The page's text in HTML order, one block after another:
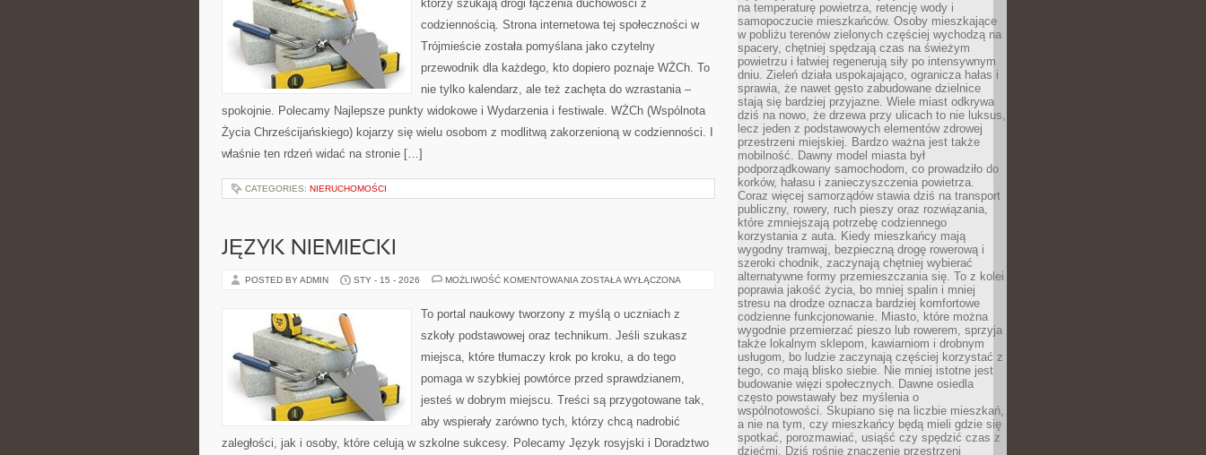
którzy szukają drogi łączenia duchowości z
codziennością. Strona internetowa tej społeczności w
Trójmieście została pomyślana jako czytelny
przewodnik dla każdego, kto dopiero poznaje WŻCh. To
nie tylko kalendarz, ale też zachęta do wzrastania –
spokojnie. Polecamy Najlepsze punkty widokowe i Wydarzenia i festiwale. WŻCh (Wspólnota
Życia Chrześcijańskiego) kojarzy się wielu osobom z modlitwą zakorzenioną w codzienności. I
właśnie ten rdzeń widać na stronie […]
CATEGORIES: NIERUCHOMOŚCI
JĘZYK NIEMIECKI
POSTED BY ADMIN STY - 15 - 2026 MOŻLIWOŚĆ KOMENTOWANIA JĘZYK
ZOSTAŁA WYŁĄCZONA
To portal naukowy tworzony z myślą o uczniach z
szkoły podstawowej oraz technikum. Jeśli szukasz
miejsca, które tłumaczy krok po kroku, a do tego
pomaga w szybkiej powtórce przed sprawdzianem,
jesteś w dobrym miejscu. Treści są przygotowane tak,
aby wspierały zarówno tych, którzy chcą nadrobić
zaległości, jak i osoby, które celują w szkolne sukcesy. Polecamy Język rosyjski i Doradztwo
na temperaturę powietrza, retencję wody i
samopoczucie mieszkańców. Osoby mieszkające
w pobliżu terenów zielonych częściej wychodzą na
spacery, chętniej spędzają czas na świeżym
powietrzu i łatwiej regenerują siły po intensywnym
dniu. Zieleń działa uspokajająco, ogranicza hałas i
sprawia, że nawet gęsto zabudowane dzielnice
stają się bardziej przyjazne. Wiele miast odkrywa
dziś na nowo, że drzewa przy ulicach to nie luksus,
lecz jeden z podstawowych elementów zdrowej
przestrzeni miejskiej. Bardzo ważna jest także
mobilność. Dawny model miasta był
podporządkowany samochodom, co prowadziło do
korków, hałasu i zanieczyszczenia powietrza.
Coraz więcej samorządów stawia dziś na transport
publiczny, rowery, ruch pieszy oraz rozwiązania,
które zmniejszają potrzebę codziennego
korzystania z auta. Kiedy mieszkańcy mają
wygodny tramwaj, bezpieczną drogę rowerową i
szeroki chodnik, zaczynają chętniej wybierać
alternatywne formy przemieszczania się. To z kolei
poprawia jakość życia, bo mniej spalin i mniej
stresu na drodze oznacza bardziej komfortowe
codzienne funkcjonowanie. Miasto, które można
wygodnie przemierzać pieszo lub rowerem, sprzyja
także lokalnym sklepom, kawiarniom i drobnym
usługom, bo ludzie zaczynają częściej korzystać z
tego, co mają blisko siebie. Nie mniej istotne jest
budowanie więzi społecznych. Dawne osiedla
często powstawały bez myślenia o
wspólnotowości. Skupiano się na liczbie mieszkań,
a nie na tym, czy mieszkańcy będą mieli gdzie się
spotkać, porozmawiać, usiąść czy spędzić czas z
dziećmi. Dziś rośnie znaczenie przestrzeni